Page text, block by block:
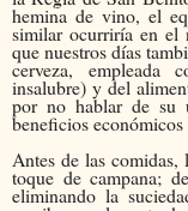
hemina de vino, el
similar ocurriría en el
que nuestros días
cerveza, empleada
insalubre) y del
por no hablar de su
beneficios
Antes de las comidas,
toque de campana;
eliminando la